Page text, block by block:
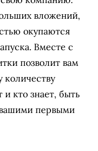
вложений,
окупаются
Вместе с
позволит вам
количеству
и кто знает, быть
первыми